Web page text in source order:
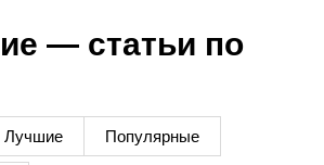
— статьи по
Лучшие Популярные